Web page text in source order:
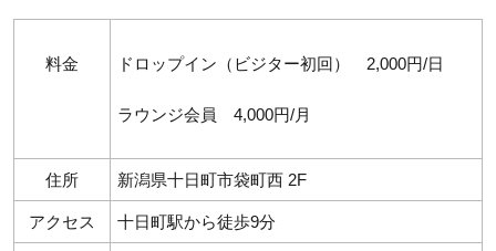
料金 ドロップイン（ビジター初回） 2,000円/日
ラウンジ会員 4,000円/月
住所 新潟県十日町市袋町西 2F
アクセス 十日町駅から徒歩9分